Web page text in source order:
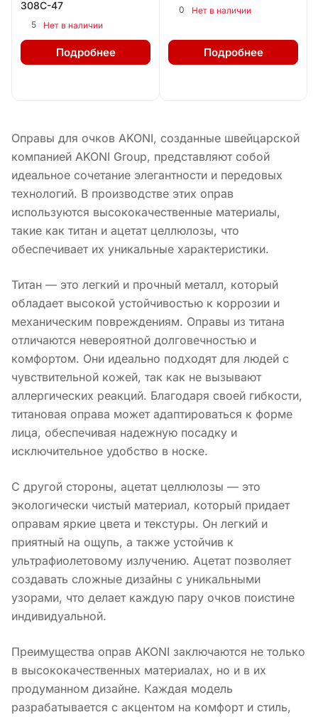
308C-47
5 Нет в наличии
Подробнее
0 Нет в наличии
Подробнее
Оправы для очков AKONI, созданные швейцарской
компанией AKONI Group, представляют собой
идеальное сочетание элегантности и передовых
технологий. В производстве этих оправ
используются высококачественные материалы,
такие как титан и ацетат целлюлозы, что
обеспечивает их уникальные характеристики.
Титан — это легкий и прочный металл, который
обладает высокой устойчивостью к коррозии и
механическим повреждениям. Оправы из титана
отличаются невероятной долговечностью и
комфортом. Они идеально подходят для людей с
чувствительной кожей, так как не вызывают
аллергических реакций. Благодаря своей гибкости,
титановая оправа может адаптироваться к форме
лица, обеспечивая надежную посадку и
исключительное удобство в носке.
С другой стороны, ацетат целлюлозы — это
экологически чистый материал, который придает
оправам яркие цвета и текстуры. Он легкий и
приятный на ощупь, а также устойчив к
ультрафиолетовому излучению. Ацетат позволяет
создавать сложные дизайны с уникальными
узорами, что делает каждую пару очков поистине
индивидуальной.
Преимущества оправ AKONI заключаются не только
в высококачественных материалах, но и в их
продуманном дизайне. Каждая модель
разрабатывается с акцентом на комфорт и стиль,